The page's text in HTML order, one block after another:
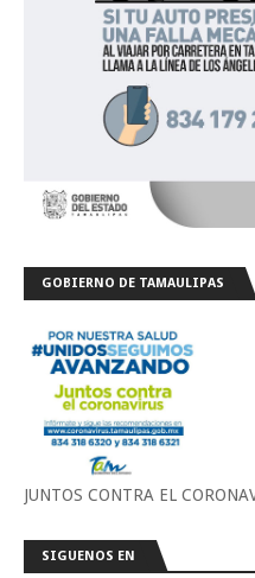
GOBIERNO DE TAMAULIPAS
JUNTOS CONTRA EL
SIGUENOS EN